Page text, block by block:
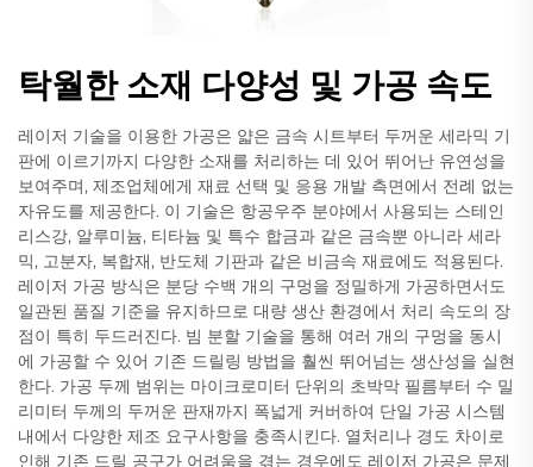
탁월한 소재 다양성 및 가공 속도
레이저 기술을 이용한 가공은 얇은 금속 시트부터 두꺼운 세라믹 기
판에 이르기까지 다양한 소재를 처리하는 데 있어 뛰어난 유연성을
보여주며, 제조업체에게 재료 선택 및 응용 개발 측면에서 전례 없는
자유도를 제공한다. 이 기술은 항공우주 분야에서 사용되는 스테인
리스강, 알루미늄, 티타늄 및 특수 합금과 같은 금속뿐 아니라 세라
믹, 고분자, 복합재, 반도체 기판과 같은 비금속 재료에도 적용된다.
레이저 가공 방식은 분당 수백 개의 구멍을 정밀하게 가공하면서도
일관된 품질 기준을 유지하므로 대량 생산 환경에서 처리 속도의 장
점이 특히 두드러진다. 빔 분할 기술을 통해 여러 개의 구멍을 동시
에 가공할 수 있어 기존 드릴링 방법을 훨씬 뛰어넘는 생산성을 실현
한다. 가공 두께 범위는 마이크로미터 단위의 초박막 필름부터 수 밀
리미터 두께의 두꺼운 판재까지 폭넓게 커버하여 단일 가공 시스템
내에서 다양한 제조 요구사항을 충족시킨다. 열처리나 경도 차이로
인해 기존 드릴 공구가 어려움을 겪는 경우에도 레이저 가공은 문제